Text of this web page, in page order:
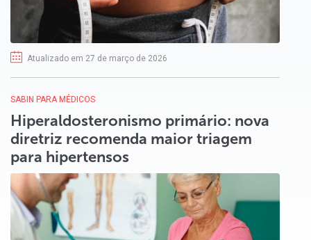
Atualizado em 27 de março de 2026
SABIN PARA MÉDICOS
Hiperaldosteronismo primário: nova
diretriz recomenda maior triagem
para hipertensos